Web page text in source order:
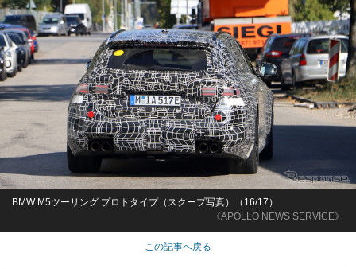
《APOLLO NEWS SERVICE》
BMW M5ツーリング プロトタイプ（スクープ写真）（16/17）
この記事へ戻る